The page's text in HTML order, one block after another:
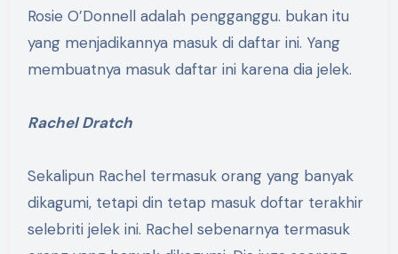
Rosie O’Donnell adalah pengganggu. bukan itu
yang menjadikannya masuk di daftar ini. Yang
membuatnya masuk daftar ini karena dia jelek.
Rachel Dratch
Sekalipun Rachel termasuk orang yang banyak
dikagumi, tetapi din tetap masuk doftar terakhir
selebriti jelek ini. Rachel sebenarnya termasuk